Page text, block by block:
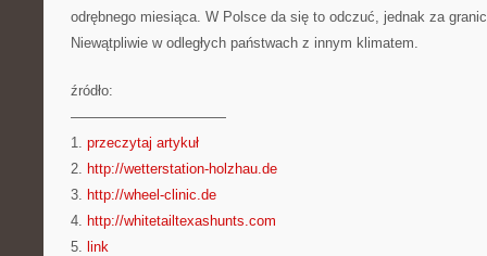
odrębnego miesiąca. W Polsce da się to odczuć, jednak za
Niewątpliwie w odległych państwach z innym klimatem.
źródło:
———————————
1. przeczytaj artykuł
2. http://wetterstation-holzhau.de
3. http://wheel-clinic.de
4. http://whitetailtexashunts.com
5. link